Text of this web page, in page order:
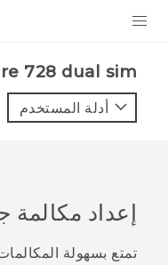
VIVE
VIVERSE
البرامج + التطبيقات
728 dual sim‎
أدلة المستخدم
إعداد مكالمة
تمتع بسهولة